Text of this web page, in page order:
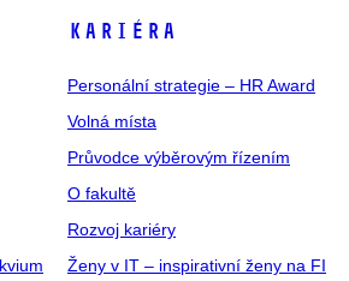
KARIÉRA
Personální strategie – HR Award
Volná místa
Průvodce výběrovým řízením
O fakultě
Rozvoj kariéry
Ženy v IT – inspirativní ženy na FI